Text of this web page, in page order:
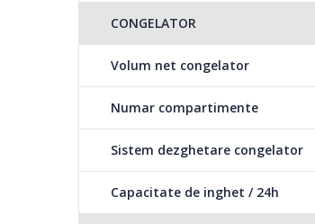
CONGELATOR
Volum net congelator
Numar compartimente
Sistem dezghetare congelator
Capacitate de inghet / 24h